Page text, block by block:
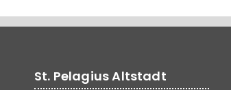
St. Pelagius Altstadt